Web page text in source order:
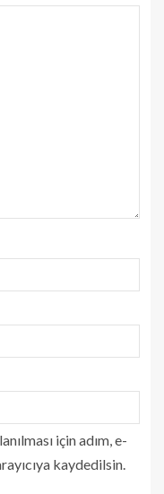
için adım, e-
kaydedilsin.